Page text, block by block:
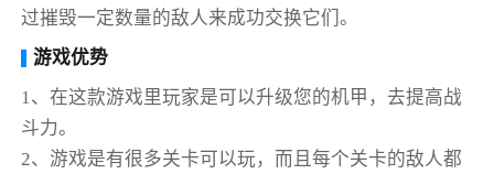
过摧毁一定数量的敌人来成功交换它们。
游戏优势
1、在这款游戏里玩家是可以升级您的机甲，去提高战
斗力。
2、游戏是有很多关卡可以玩，而且每个关卡的敌人都